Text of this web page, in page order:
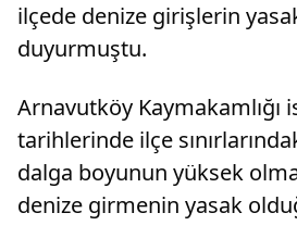
ilçede denize girişlerin
duyurmuştu.
Arnavutköy Kaymakamlığı
tarihlerinde ilçe
dalga boyunun yüksek
denize girmenin yasak